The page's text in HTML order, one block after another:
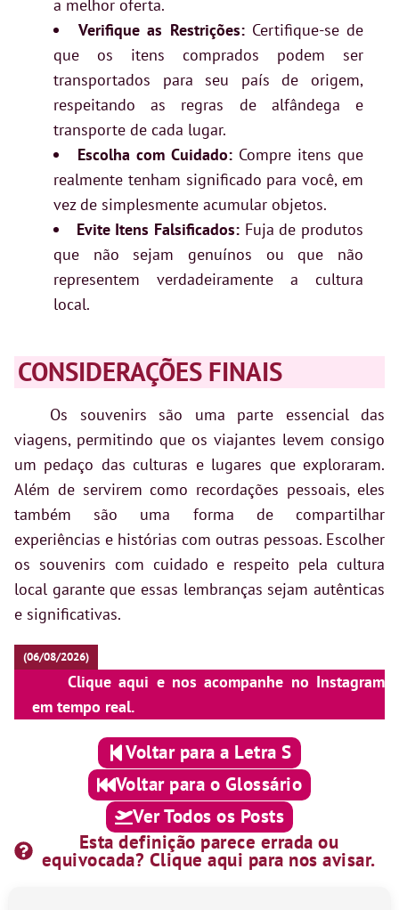
a melhor oferta.
Verifique as Restrições:Certifique-se de
que os itens comprados podem ser
transportados para seu país de origem,
respeitando as regras de alfândega e
transporte de cada lugar.
Escolha com Cuidado: Compre itens que
realmente tenham significado para você, em
vez de simplesmente acumular objetos.
Evite Itens Falsificados: Fuja de produtos
que não sejam genuínos ou que não
representem verdadeiramente a cultura
local.
CONSIDERAÇÕES FINAIS
Os souvenirs são uma parte essencial das
viagens, permitindo que os viajantes levem consigo
um pedaço das culturas e lugares que exploraram.
Além de servirem como recordações pessoais, eles
também são uma forma de compartilhar
experiências e histórias com outras pessoas. Escolher
os souvenirs com cuidado e respeito pela cultura
local garante que essas lembranças sejam autênticas
e significativas.
(06/08/2026)
Clique aqui e nos acompanhe no Instagram
em tempo real.
Voltar para a Letra S
Voltar para o Glossário
Ver Todos os Posts
Esta definição parece errada ou
equivocada? Clique aqui para nos avisar.